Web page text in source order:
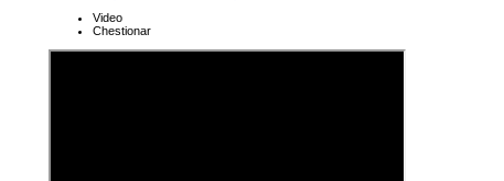
Video
Chestionar